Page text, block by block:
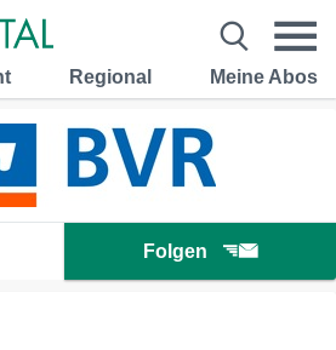
Regional Meine Abos
Folgen